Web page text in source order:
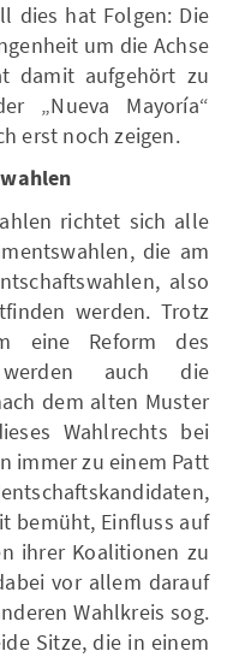
dies hat Folgen: Die
um die Achse
damit aufgehört zu
„Nueva Mayoría“
erst noch zeigen.
richtet sich alle
die am
also
werden. Trotz
eine Reform des
werden auch die
dem alten Muster
Wahlrechts bei
immer zu einem Patt
bemüht, Einfluss auf
ihrer Koalitionen zu
vor allem darauf
Wahlkreis sog.
Sitze, die in einem